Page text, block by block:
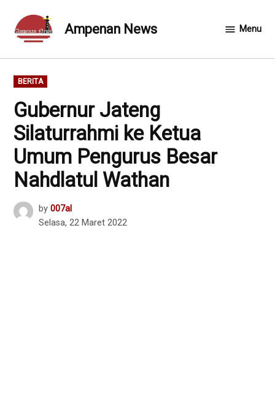
content
Ampenan News Menu
POSTED
IN
BERITA
Gubernur Jateng
Silaturrahmi ke Ketua
Umum Pengurus Besar
Nahdlatul Wathan
by 007al
Selasa, 22 Maret 2022